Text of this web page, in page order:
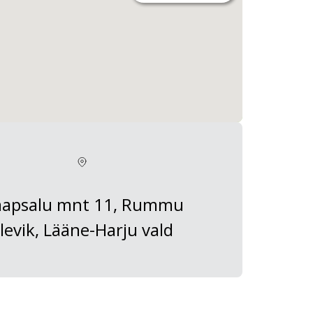
mnt 11, Rummu
Lääne-Harju vald